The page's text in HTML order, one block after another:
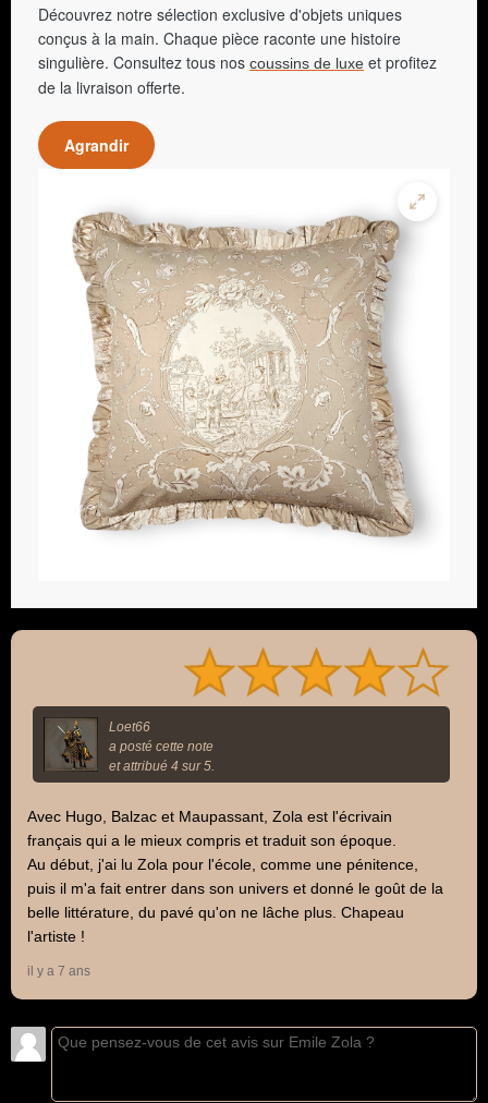
Découvrez notre sélection exclusive d'objets uniques
conçus à la main. Chaque pièce raconte une histoire
singulière. Consultez tous nos coussins de luxe et profitez
de la livraison offerte.
Agrandir
Loet66
a posté cette note
et attribué 4 sur 5.
Avec Hugo, Balzac et Maupassant, Zola est l'écrivain
français qui a le mieux compris et traduit son époque.
Au début, j'ai lu Zola pour l'école, comme une pénitence,
puis il m'a fait entrer dans son univers et donné le goût de la
belle littérature, du pavé qu'on ne lâche plus. Chapeau
l'artiste !
il y a 7 ans